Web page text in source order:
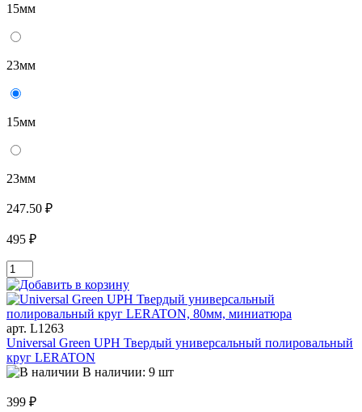
15мм
23мм
15мм
23мм
247.50 ₽
495 ₽
арт. L1263
Universal Green UPH Твердый универсальный полировальный
круг LERATON
В наличии: 9 шт
399 ₽